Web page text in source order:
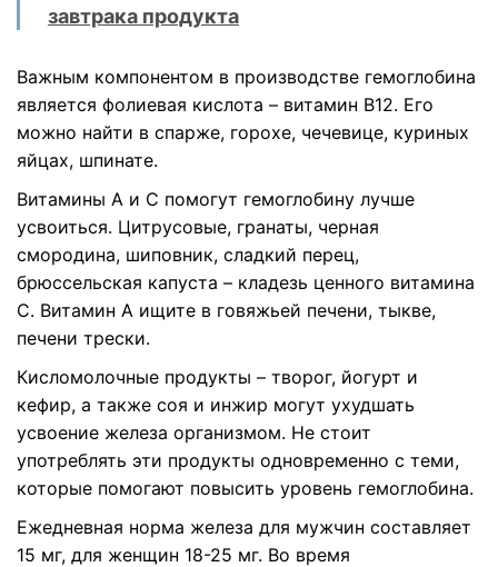
завтрака продукта
Важным компонентом в производстве гемоглобина
является фолиевая кислота – витамин В12. Его
можно найти в спарже, горохе, чечевице, куриных
яйцах, шпинате.
Витамины А и С помогут гемоглобину лучше
усвоиться. Цитрусовые, гранаты, черная
смородина, шиповник, сладкий перец,
брюссельская капуста – кладезь ценного витамина
С. Витамин А ищите в говяжьей печени, тыкве,
печени трески.
Кисломолочные продукты – творог, йогурт и
кефир, а также соя и инжир могут ухудшать
усвоение железа организмом. Не стоит
употреблять эти продукты одновременно с теми,
которые помогают повысить уровень гемоглобина.
Ежедневная норма железа для мужчин составляет
15 мг, для женщин 18-25 мг. Во время